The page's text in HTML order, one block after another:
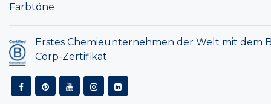
Farbtöne
Erstes Chemieunternehmen der Welt mit dem
Corp-Zertifikat